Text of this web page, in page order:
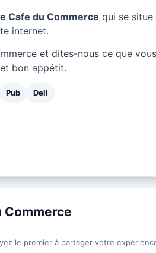
Cafe du Commerce qui se situe
internet.
et dites-nous ce que
bon appétit.
Pub Deli
Commerce
le premier à partager votre